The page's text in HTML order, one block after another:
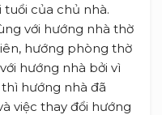
tuổi của chủ nhà.
với hướng nhà thờ
hướng phòng thờ
hướng nhà bởi vì
hướng nhà đã
việc thay đổi hướng